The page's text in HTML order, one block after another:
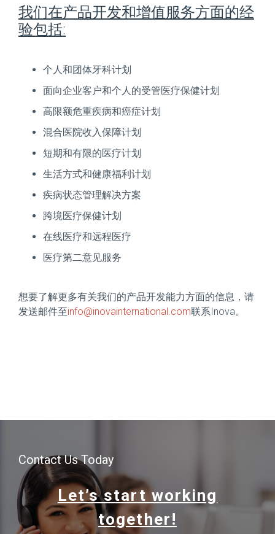
我们在产品开发和增值服务方面的经
验包括:
个人和团体牙科计划
面向企业客户和个人的受管医疗保健计划
高限额危重疾病和癌症计划
混合医院收入保障计划
短期和有限的医疗计划
生活方式和健康福利计划
疾病状态管理解决方案
跨境医疗保健计划
在线医疗和远程医疗
医疗第二意见服务
想要了解更多有关我们的产品开发能力方面的信息，请
发送邮件至info@inovainternational.com联系Inova。
Contact Us Today
Let’s start working
together!